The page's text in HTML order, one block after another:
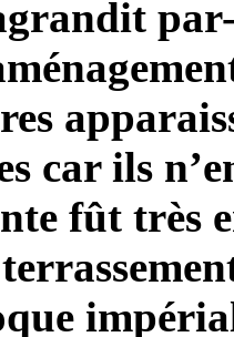
car ils
fût très